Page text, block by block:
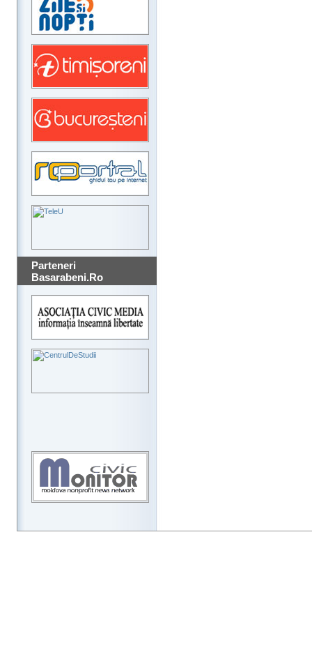
Parteneri
Basarabeni.Ro